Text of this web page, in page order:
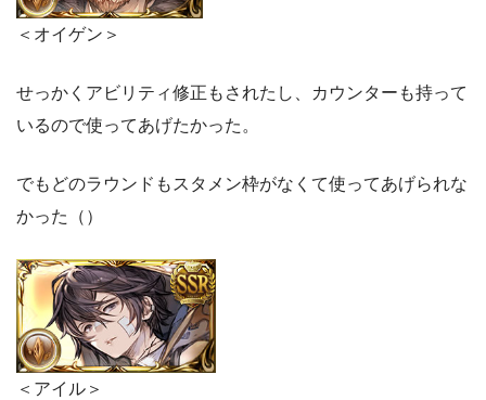
＜オイゲン＞
せっかくアビリティ修正もされたし、カウンターも持って
いるので使ってあげたかった。
でもどのラウンドもスタメン枠がなくて使ってあげられな
かった（）
＜アイル＞